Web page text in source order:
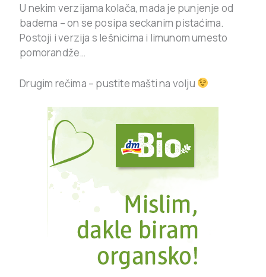
U nekim verzijama kolača, mada je punjenje od
badema – on se posipa seckanim pistaćima.
Postoji i verzija s lešnicima i limunom umesto
pomorandže…
Drugim rečima – pustite mašti na volju